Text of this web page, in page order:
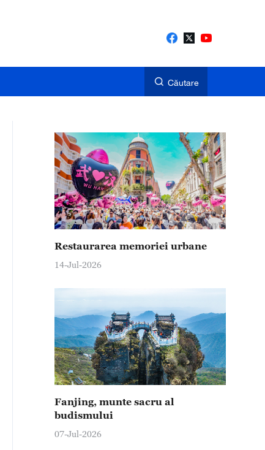
Căutare
Restaurarea memoriei urbane
14-Jul-2026
Fanjing, munte sacru al
budismului
07-Jul-2026